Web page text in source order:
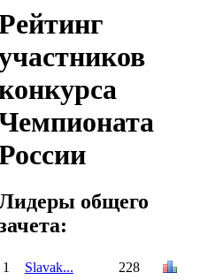
общего
1 Slavak...
228